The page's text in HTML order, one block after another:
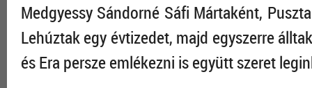
Medgyessy Sándorné Sáfi Mártaként,
Lehúztak egy évtizedet, majd egyszerre
és Era persze emlékezni is együtt szeret